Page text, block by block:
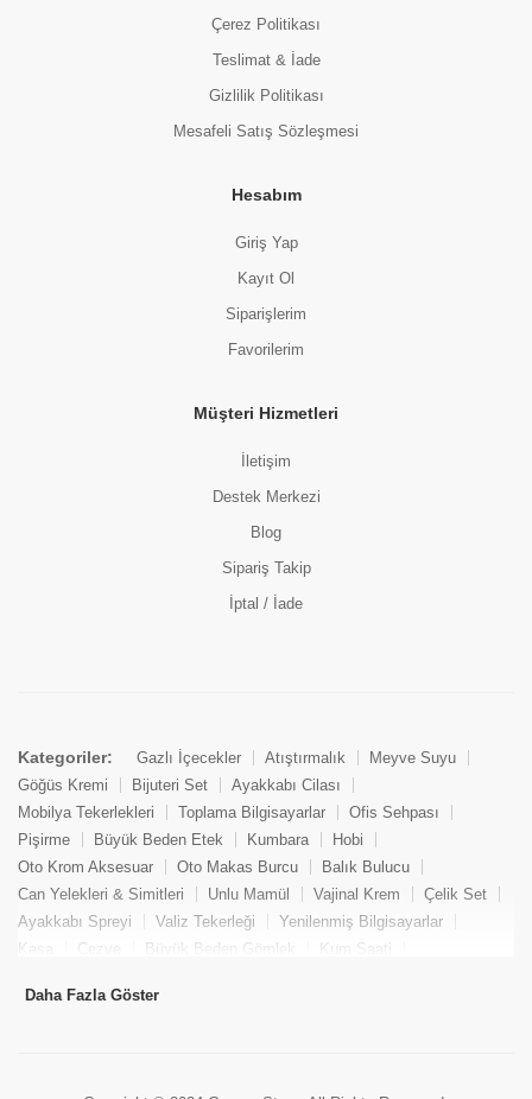
Çerez Politikası
Teslimat & İade
Gizlilik Politikası
Mesafeli Satış Sözleşmesi
Hesabım
Giriş Yap
Kayıt Ol
Siparişlerim
Favorilerim
Müşteri Hizmetleri
İletişim
Destek Merkezi
Blog
Sipariş Takip
İptal / İade
Kategoriler: Gazlı İçecekler Atıştırmalık
Meyve Suyu
Göğüs Kremi
Bijuteri Set
Ayakkabı Cilası
Mobilya Tekerlekleri
Toplama Bilgisayarlar
Ofis Sehpası
Pişirme
Büyük Beden Etek Kumbara
Hobi
Oto Krom Aksesuar
Oto Makas Burcu
Balık Bulucu
Can Yelekleri & Simitleri
Unlu Mamül Vajinal Krem
Çelik Set
Ayakkabı Spreyi
Valiz Tekerleği
Yenilenmiş Bilgisayarlar
Kasa
Cezve Büyük Beden Gömlek
Kum Saati
Tekne Bağlama & Demirleme
Daha Fazla Göster